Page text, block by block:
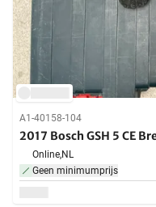
A1-40158-104
Online,NL
Geen minimumprijs